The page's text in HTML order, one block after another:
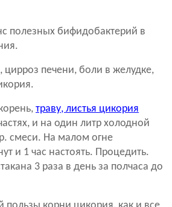
полезных бифидобактерий в
цирроз печени, боли в желудке,
траву, листья цикория
и на один литр холодной
смеси. На малом огне
и 1 час настоять. Процедить.
3 раза в день за полчаса до